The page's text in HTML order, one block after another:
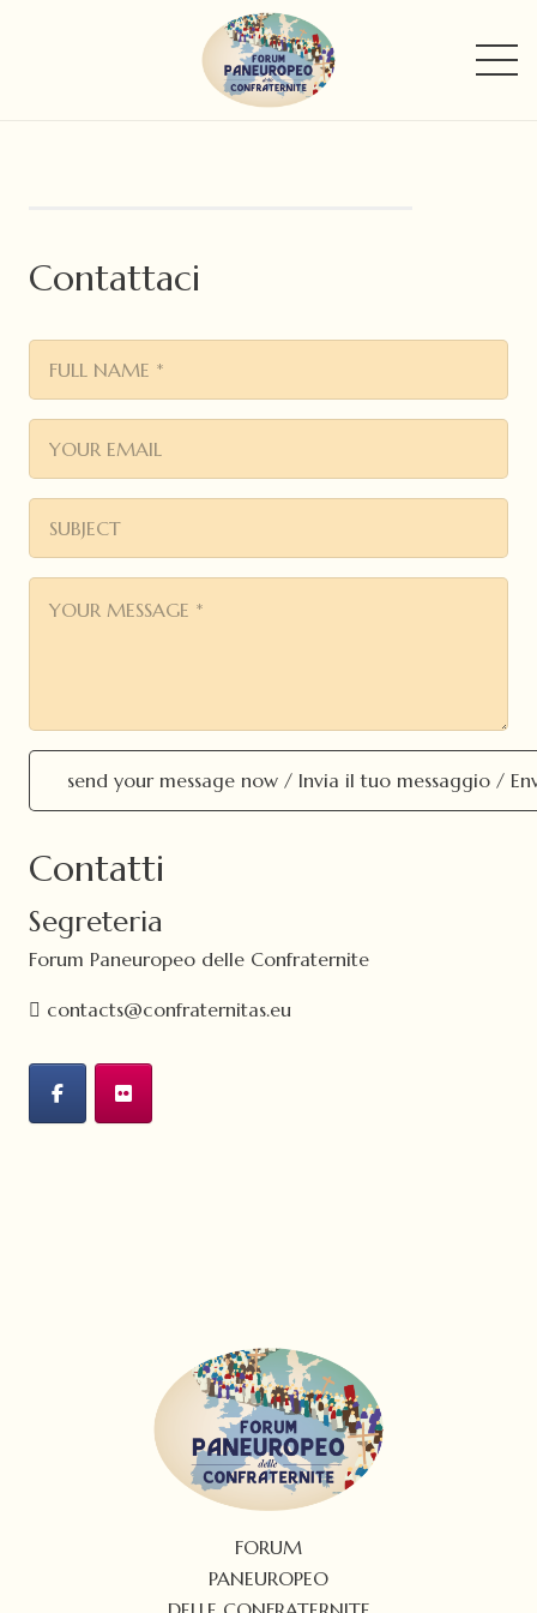
Contattaci
Contatti
Segreteria
Forum Paneuropeo delle Confraternite
contacts@confraternitas.eu
FORUM
PANEUROPEO